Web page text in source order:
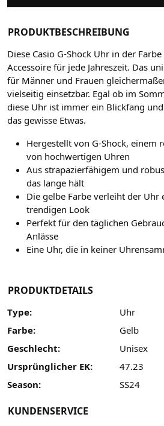
PRODUKTBESCHREIBUNG
Diese Casio G-Shock Uhr in der
Accessoire für jede Jahreszeit. Das
für Männer und Frauen
vielseitig einsetzbar. Egal ob im
diese Uhr ist immer ein Blickfang
das gewisse Etwas.
Hergestellt von G-Shock, einem
von hochwertigen Uhren
Aus strapazierfähigem und
das lange hält
Die gelbe Farbe verleiht der Uhr
trendigen Look
Perfekt für den täglichen
Anlässe
Eine Uhr, die in keiner
PRODUKTDETAILS
Type:
Uhr
Farbe:
Gelb
Geschlecht:
Unisex
Ursprünglicher EK:
47.23
Season:
SS24
KUNDENSERVICE